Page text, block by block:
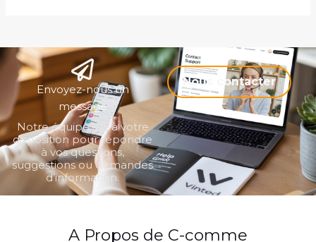
Envoyez-nous un
message
Notre équipe est à votre
disposition pour répondre
à vos questions,
suggestions ou demandes
d’information.
Nous contacter
A Propos de C-comme